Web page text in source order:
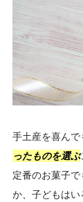
手土産を喜んで
ったものを選ぶ
定番のお菓子
か、子どもは